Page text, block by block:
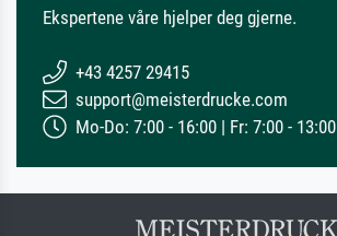
Ekspertene våre hjelper deg gjerne.
+43 4257 29415
support@meisterdrucke.com
Mo-Do: 7:00 - 16:00 | Fr: 7:00 - 13:00